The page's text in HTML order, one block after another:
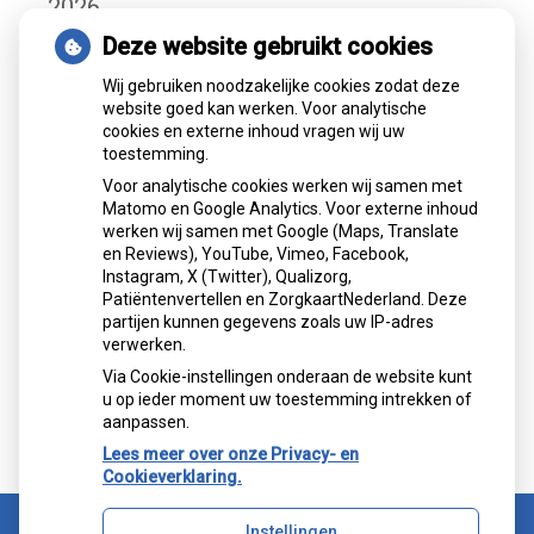
2026
Gemiddelde cijfer
Mondzorgcentrumis gewaardeerd op
ZorgkaartNederland.
Bekijk alle waarderingen
Deze website gebruikt cookies
Wij gebruiken noodzakelijke cookies zodat deze
website goed kan werken. Voor analytische
cookies en externe inhoud vragen wij uw
toestemming.
Voor analytische cookies werken wij samen met
Matomo en Google Analytics. Voor externe inhoud
werken wij samen met Google (Maps, Translate
en Reviews), YouTube, Vimeo, Facebook,
Instagram, X (Twitter), Qualizorg,
Patiëntenvertellen en ZorgkaartNederland. Deze
partijen kunnen gegevens zoals uw IP-adres
verwerken.
Via Cookie-instellingen onderaan de website kunt
u op ieder moment uw toestemming intrekken of
aanpassen.
Lees meer over onze Privacy- en
Cookieverklaring.